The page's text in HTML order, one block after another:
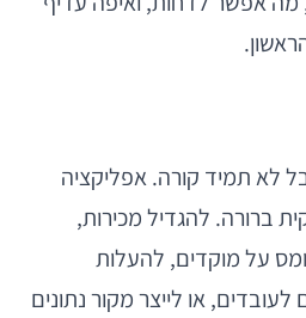
לא תמיד קורה. אפליקציה
ברורה. להגדיל מכירות,
על מוקדים, להעלות
או לייצר מקור נתונים